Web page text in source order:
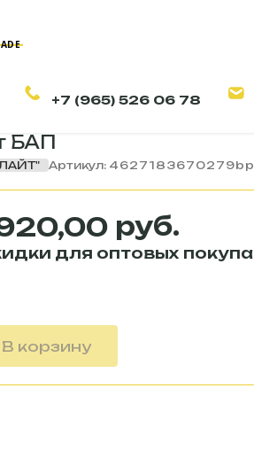
+7 (965) 526 06 78
БАП
Артикул: 4627183670279bp
руб.
В корзину